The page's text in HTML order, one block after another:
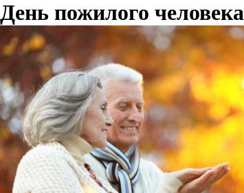
День пожилого человека